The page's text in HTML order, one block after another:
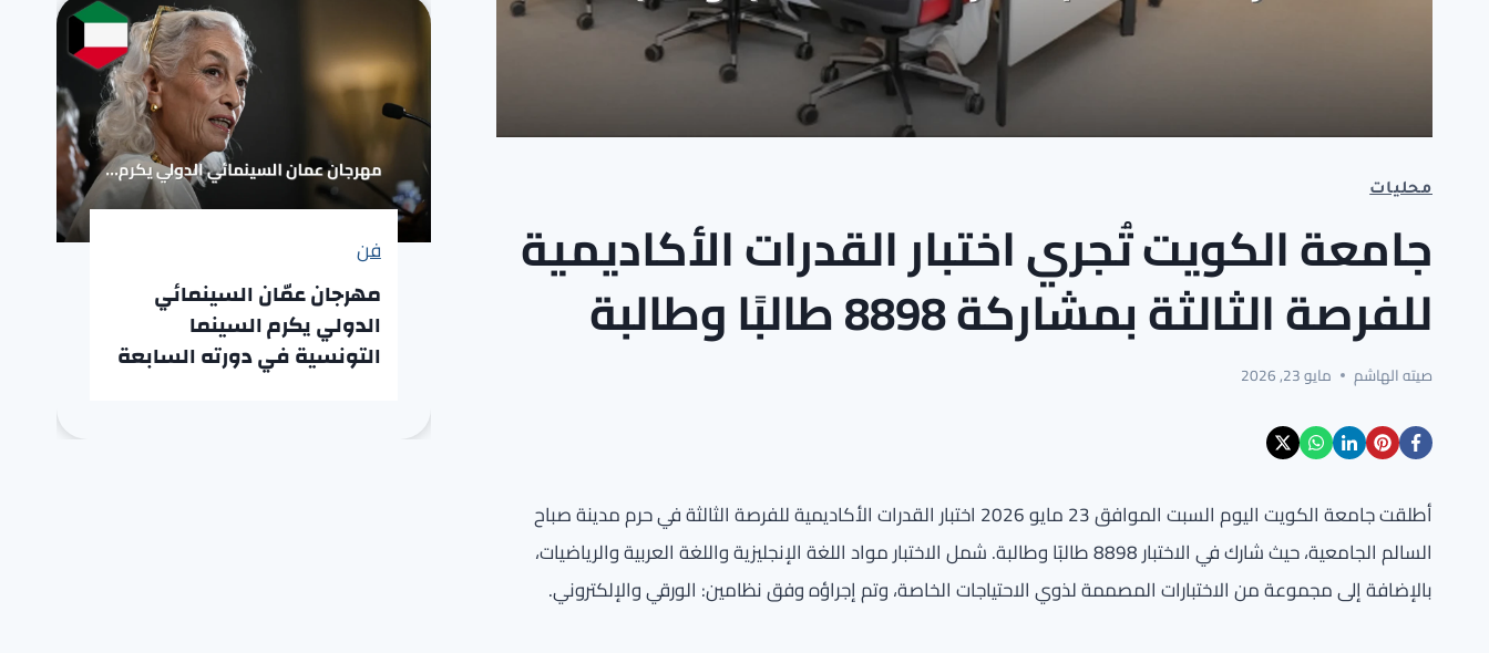
محليات
جامعة الكويت تُجري اختبار القدرات الأكاديمية
للفرصة الثالثة بمشاركة 8898 طالبًا وطالبة
صيته الهاشم مايو 23, 2026
أطلقت جامعة الكويت اليوم السبت الموافق 23 مايو 2026 اختبار القدرات الأكاديمية للفرصة الثالثة في حرم مدينة صباح
السالم الجامعية، حيث شارك في الاختبار 8898 طالبًا وطالبة. شمل الاختبار مواد اللغة الإنجليزية واللغة العربية والرياضيات،
بالإضافة إلى مجموعة من الاختبارات المصممة لذوي الاحتياجات الخاصة، وتم إجراؤه وفق نظامين: الورقي والإلكتروني.
فن
مهرجان عمّان السينمائي
الدولي يكرم السينما
التونسية في دورته السابعة